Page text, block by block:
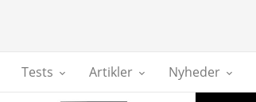
Tests Artikler Nyheder